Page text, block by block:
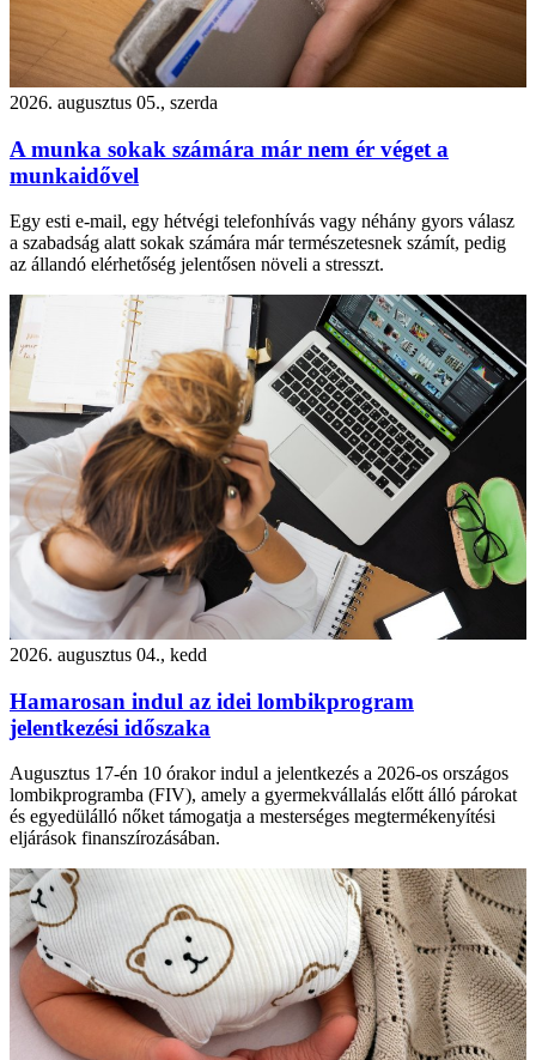
2026. augusztus 05., szerda
A munka sokak számára már nem ér véget a
munkaidővel
Egy esti e-mail, egy hétvégi telefonhívás vagy néhány gyors válasz
a szabadság alatt sokak számára már természetesnek számít, pedig
az állandó elérhetőség jelentősen növeli a stresszt.
2026. augusztus 04., kedd
Hamarosan indul az idei lombikprogram
jelentkezési időszaka
Augusztus 17-én 10 órakor indul a jelentkezés a 2026-os országos
lombikprogramba (FIV), amely a gyermekvállalás előtt álló párokat
és egyedülálló nőket támogatja a mesterséges megtermékenyítési
eljárások finanszírozásában.